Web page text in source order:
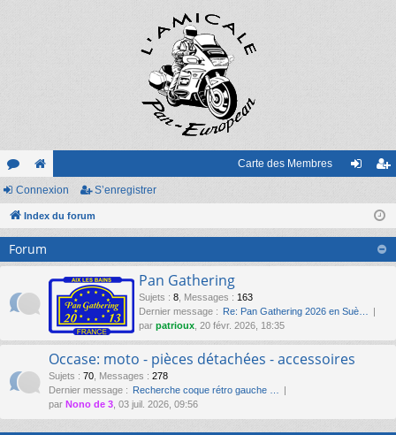
or
u
m
s
e
sit
Carte des Membres
on
nr
eg
ist
Connexion S’enregistrer
Index du forum
Forum
Pan Gathering
Sujets : 8 Messages : 163
Dernier message : Re: Pan Gathering 2026 en Suè…
par patrioux , 20 févr. 2026, 18:35
Occase: moto - pièces détachées - accessoires
Sujets : 70 Messages : 278
Dernier message : Recherche coque rétro gauche …
par Nono de 3 , 03 juil. 2026, 09:56